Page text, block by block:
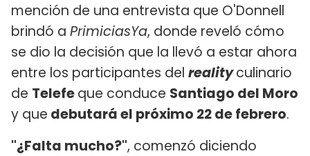
mención de una entrevista que O'Donnell
brindó a PrimiciasYa, donde reveló cómo
se dio la decisión que la llevó a estar ahora
entre los participantes del realityculinario
de Telefeque conduce Santiago del Moro
y que debutará el próximo 22 de febrero.
"¿Falta mucho?", comenzó diciendo